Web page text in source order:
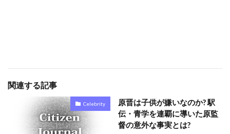
関連する記事
Celebrity
原晋は子供が嫌いなのか? 駅
伝・青学を連覇に導いた原監
督の意外な事実とは?